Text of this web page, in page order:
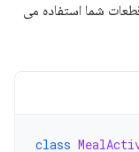
شما استفاده می
class